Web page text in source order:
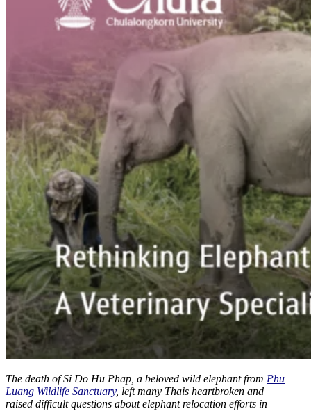
The death of Si Do Hu Phap, a beloved wild elephant from Phu
Luang Wildlife Sanctuary, left many Thais heartbroken and
raised difficult questions about elephant relocation efforts in